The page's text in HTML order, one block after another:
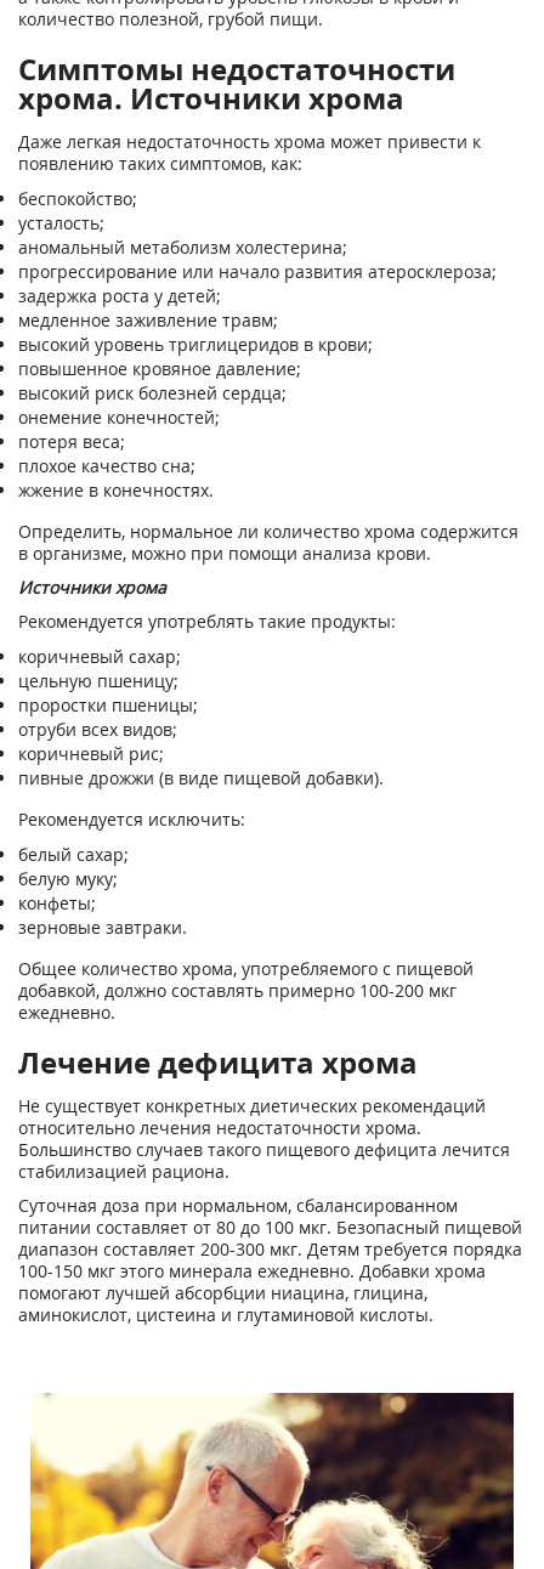
количество полезной, грубой пищи.
Симптомы недостаточности
хрома. Источники хрома
Даже легкая недостаточность хрома может привести к
появлению таких симптомов, как:
беспокойство;
усталость;
аномальный метаболизм холестерина;
прогрессирование или начало развития атеросклероза;
задержка роста у детей;
медленное заживление травм;
высокий уровень триглицеридов в крови;
повышенное кровяное давление;
высокий риск болезней сердца;
онемение конечностей;
потеря веса;
плохое качество сна;
жжение в конечностях.
Определить, нормальное ли количество хрома содержится
в организме, можно при помощи анализа крови.
Источники хрома
Рекомендуется употреблять такие продукты:
коричневый сахар;
цельную пшеницу;
проростки пшеницы;
отруби всех видов;
коричневый рис;
пивные дрожжи (в виде пищевой добавки).
Рекомендуется исключить:
белый сахар;
белую муку;
конфеты;
зерновые завтраки.
Общее количество хрома, употребляемого с пищевой
добавкой, должно составлять примерно 100-200 мкг
ежедневно.
Лечение дефицита хрома
Не существует конкретных диетических рекомендаций
относительно лечения недостаточности хрома.
Большинство случаев такого пищевого дефицита лечится
стабилизацией рациона.
Суточная доза при нормальном, сбалансированном
питании составляет от 80 до 100 мкг. Безопасный пищевой
диапазон составляет 200-300 мкг. Детям требуется порядка
100-150 мкг этого минерала ежедневно. Добавки хрома
помогают лучшей абсорбции ниацина, глицина,
аминокислот, цистеина и глутаминовой кислоты.